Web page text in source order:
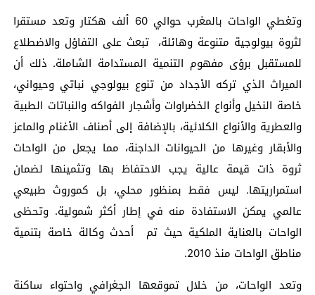
وتغطي الواحات بالمغرب حوالي 60 ألف هكتار وتعد مستقرا
لثروة بيولوجية متنوعة وهائلة، تبعث على التفاؤل والاضطلاع
للمستقبل برؤى مفهوم التنمية المستدامة الشاملة. ذلك أن
الميراث الذي تركه الأجداد من تنوع بيولوجي نباتي وحيواني،
خاصة النخيل وأنواع الخضراوات وأشجار الفواكه والنباتات الطبية
والعطرية والأنواع الكلائية، بالإضافة إلى أصناف الأغنام والماعز
والأبقار وغيرها من الحيوانات الداجنة، مما يجعل من الواحات
ثروة ذات قيمة عالية يجب الاحتفاظ بها وتثمينها لضمان
استمراريتها. ليس فقط بمنظور محلي، بل كموروث طبيعي
عالمي يمكن الاستفادة منه في إطار أكثر شمولية. وتحظى
الواحات بالعناية الملكية حيث تم أحدث وكالة خاصة بتنمية
مناطق الواحات منذ 2010.
وتعد الواحات، من خلال تموقعها الجغرافي واحتواء ساكنة